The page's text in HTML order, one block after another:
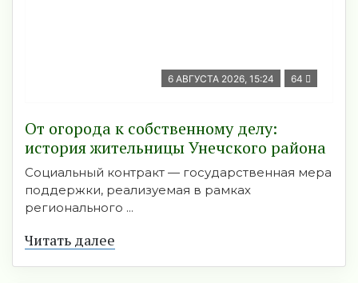
6 АВГУСТА 2026, 15:24 64
От огорода к собственному делу:
история жительницы Унечского района
Социальный контракт — государственная мера
поддержки, реализуемая в рамках
регионального ...
Читать далее